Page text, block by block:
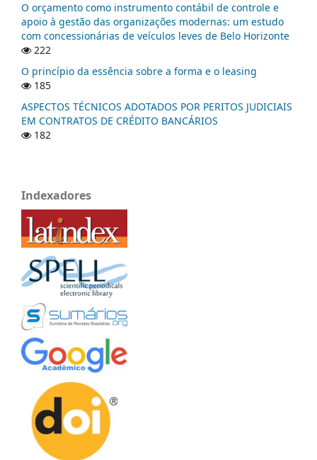
O orçamento como instrumento contábil de controle e
apoio à gestão das organizações modernas: um estudo
com concessionárias de veículos leves de Belo Horizonte
222
O princípio da essência sobre a forma e o leasing
185
ASPECTOS TÉCNICOS ADOTADOS POR PERITOS JUDICIAIS
EM CONTRATOS DE CRÉDITO BANCÁRIOS
182
Indexadores